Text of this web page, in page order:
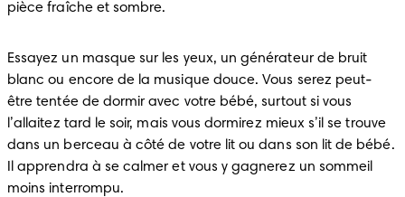
pièce fraîche et sombre.
Essayez un masque sur les yeux, un générateur de bruit
blanc ou encore de la musique douce. Vous serez peut-
être tentée de dormir avec votre bébé, surtout si vous
l’allaitez tard le soir, mais vous dormirez mieux s’il se trouve
dans un berceau à côté de votre lit ou dans son lit de bébé.
Il apprendra à se calmer et vous y gagnerez un sommeil
moins interrompu.